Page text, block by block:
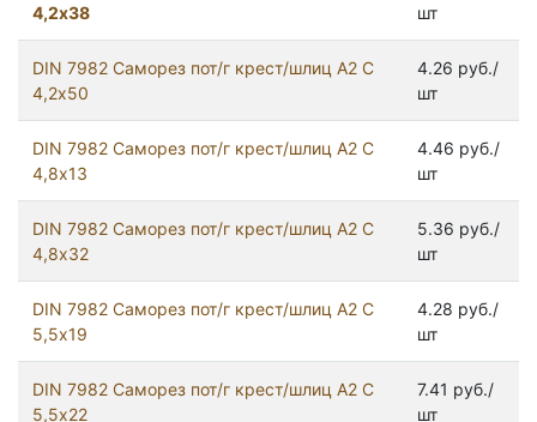
4,2х38 шт
DIN 7982 Саморез пот/г крест/шлиц А2 С
4,2х50
4.26 руб./
шт
DIN 7982 Саморез пот/г крест/шлиц А2 С
4,8х13
4.46 руб./
шт
DIN 7982 Саморез пот/г крест/шлиц А2 С
4,8х32
5.36 руб./
шт
DIN 7982 Саморез пот/г крест/шлиц А2 С
5,5х19
4.28 руб./
шт
DIN 7982 Саморез пот/г крест/шлиц А2 С
5,5х22
7.41 руб./
шт